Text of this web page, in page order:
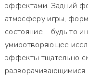
эффектами. Задний
атмосферу игры,
состояние – будь то
умиротворяющее
эффекты тщательно
разворачивающимися